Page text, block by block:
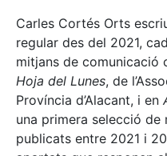
Carles Cortés Orts
regular des del 2021,
mitjans de comunicació
Hoja del Lunes, de
Província d’Alacant, i en
una primera selecció de
publicats entre 2021 i